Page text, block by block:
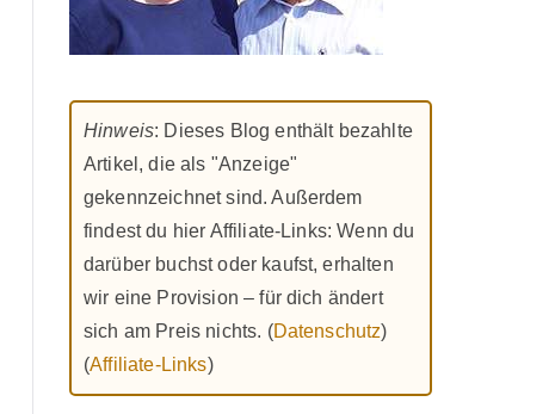
Hinweis: Dieses Blog enthält bezahlte
Artikel, die als "Anzeige"
gekennzeichnet sind. Außerdem
findest du hier Affiliate-Links: Wenn du
darüber buchst oder kaufst, erhalten
wir eine Provision – für dich ändert
sich am Preis nichts. (Datenschutz)
(Affiliate-Links)